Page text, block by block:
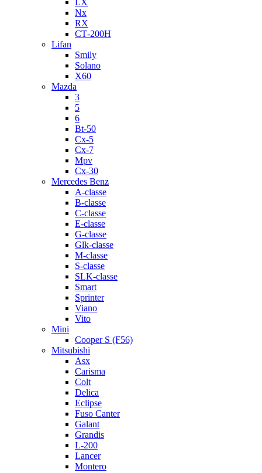
LX
Nx
RX
СТ-200H
Lifan
Smily
Solano
X60
Mazda
3
5
6
Bt-50
Cx-5
Cx-7
Mpv
Cx-30
Mercedes Benz
A-classe
B-classe
C-classe
E-classe
G-classe
Glk-classe
M-classe
S-classe
SLK-classe
Smart
Sprinter
Viano
Vito
Mini
Cooper S (F56)
Mitsubishi
Asx
Carisma
Colt
Delica
Eclipse
Fuso Canter
Galant
Grandis
L-200
Lancer
Montero